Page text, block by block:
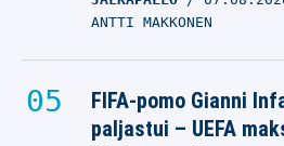
ANTTI MAKKONEN
FIFA-pomo Gianni
paljastui – UEFA